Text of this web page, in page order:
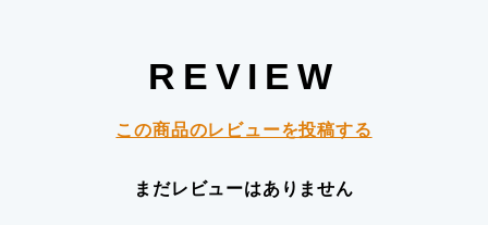
REVIEW
この商品のレビューを投稿する
まだレビューはありません